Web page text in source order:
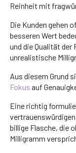
Reinheit mit
Die Kunden gehen
besseren Wert
und die Qualität der
unrealistische
Aus diesem Grund
Fokus auf
Eine richtig
billige Flasche, die
Milligramm